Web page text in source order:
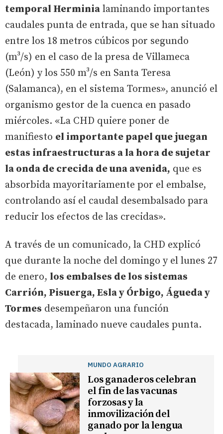
temporal Herminia laminando importantes
caudales punta de entrada, que se han situado
entre los 18 metros cúbicos por segundo
(m³/s) en el caso de la presa de Villameca
(León) y los 550 m³/s en Santa Teresa
(Salamanca), en el sistema Tormes», anunció el
organismo gestor de la cuenca en pasado
miércoles. «La CHD quiere poner de
manifiesto el importante papel que juegan
estas infraestructuras a la hora de sujetar
la onda de crecida de una avenida, que es
absorbida mayoritariamente por el embalse,
controlando así el caudal desembalsado para
reducir los efectos de las crecidas».
A través de un comunicado, la CHD explicó
que durante la noche del domingo y el lunes 27
de enero, los embalses de los sistemas
Carrión, Pisuerga, Esla y Órbigo, Águeda y
Tormes desempeñaron una función
destacada, laminado nueve caudales punta.
MUNDO AGRARIO
Los ganaderos celebran
el fin de las vacunas
forzosas y la
inmovilización del
ganado por la lengua